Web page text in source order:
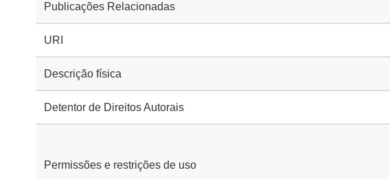
Publicações Relacionadas
URI
Descrição física
Detentor de Direitos Autorais
Permissões e restrições de uso